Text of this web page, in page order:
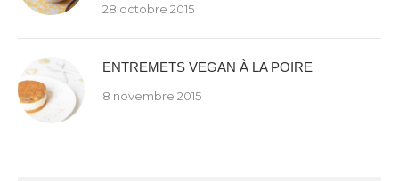
28 octobre 2015
ENTREMETS VEGAN À LA POIRE
8 novembre 2015